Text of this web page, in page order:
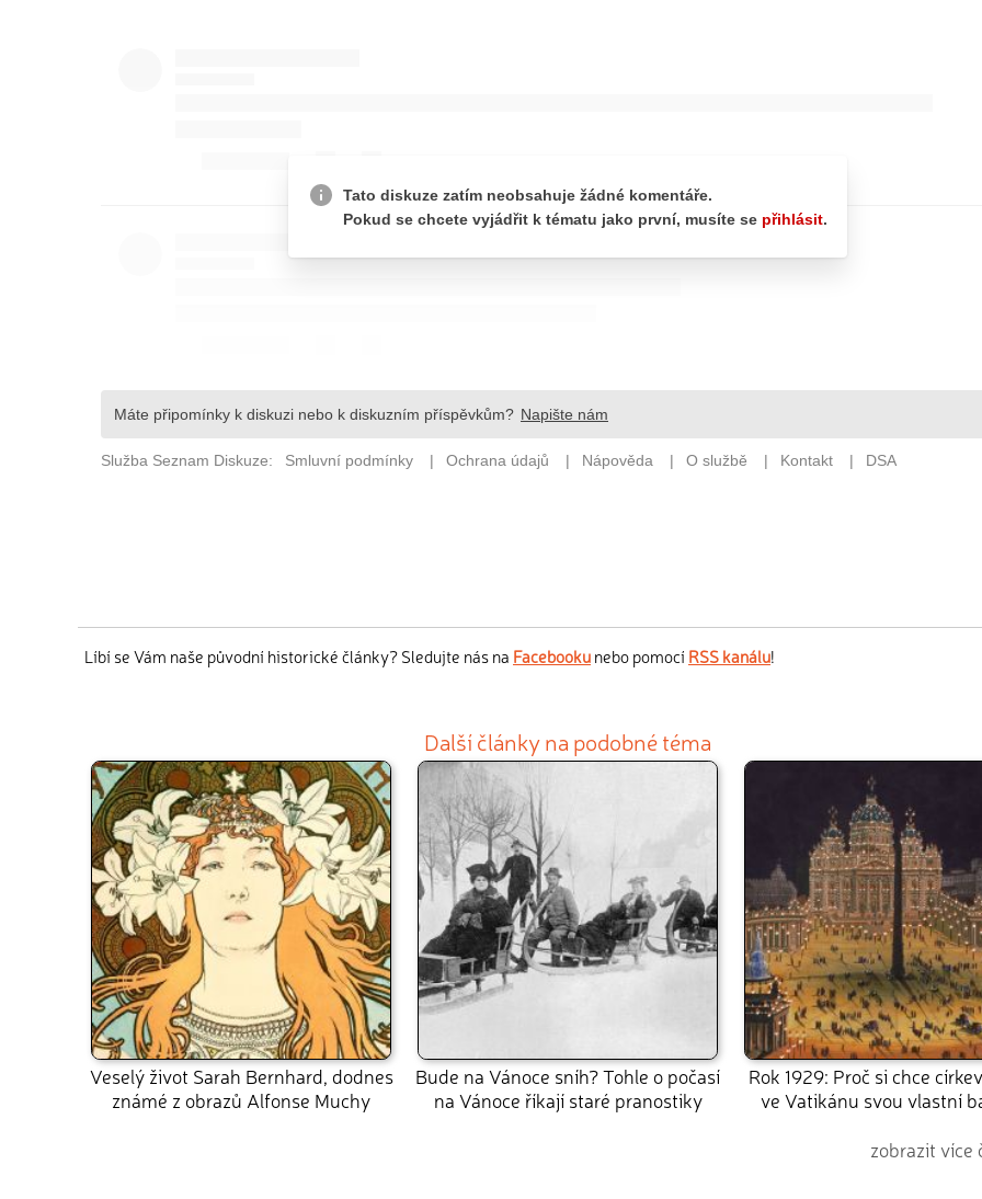
Líbí se Vám naše původní historické články? Sledujte nás na Facebookunebo pomocí RSS kanálu!
Další články na podobné téma
Veselý život Sarah Bernhard, dodnes
známé z obrazů Alfonse Muchy
Bude na Vánoce sníh? Tohle o počasí
na Vánoce říkají staré pranostiky
Rok 1929: Proč si chce
ve Vatikánu svou vlastní
zobrazit více